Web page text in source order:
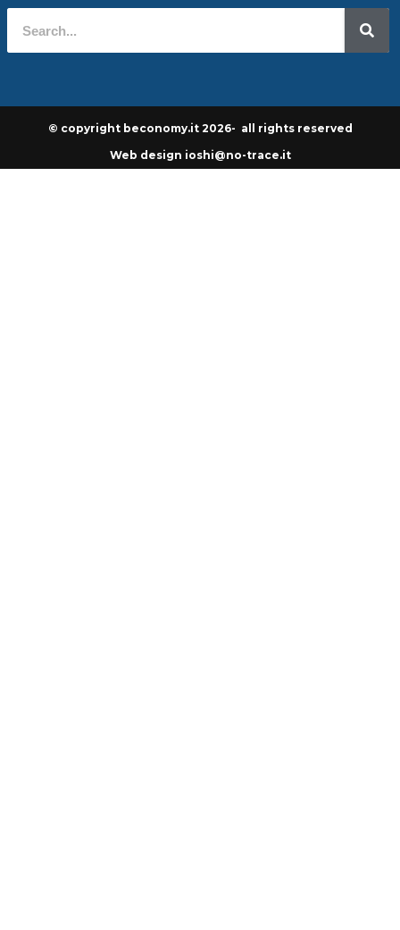
© copyright beconomy.it 2026- all rights reserved
Web design ioshi@no-trace.it